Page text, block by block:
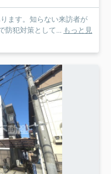
ます。知らない来訪者が
防犯対策として... もっと見